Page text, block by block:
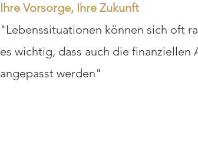
Ihre Vorsorge, Ihre Zukunft
"Lebenssituationen können sich oft
es wichtig, dass auch die finanziellen
angepasst werden"